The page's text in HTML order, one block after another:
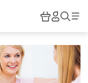
HiPP